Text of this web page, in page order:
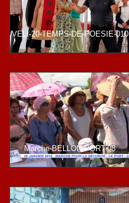
VELI-20-TEMPS-DE-POESIE-010
Marche-BELLON-PORT-08